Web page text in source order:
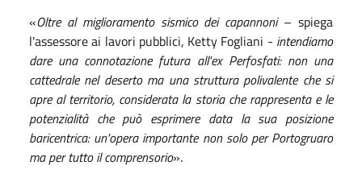
«Oltre al miglioramento sismico dei capannoni– spiega
l'assessore ai lavori pubblici, Ketty Fogliani - intendiamo
dare una connotazione futura all'ex Perfosfati: non una
cattedrale nel deserto ma una struttura polivalente che si
apre al territorio, considerata la storia che rappresenta e le
potenzialità che può esprimere data la sua posizione
baricentrica: un'opera importante non solo per Portogruaro
ma per tutto il comprensorio».